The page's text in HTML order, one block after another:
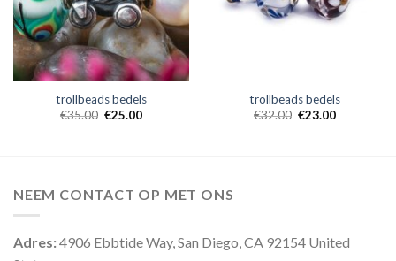
trollbeads bedels
€35.00 €25.00
trollbeads bedels
€32.00 €23.00
NEEM CONTACT OP MET ONS
Adres:4906 Ebbtide Way, San Diego, CA 92154 United